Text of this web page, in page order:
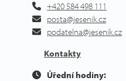
+420 584 498 111
posta@jesenik.cz
podatelna@jesenik.cz
Kontakty
Úřední hodiny: